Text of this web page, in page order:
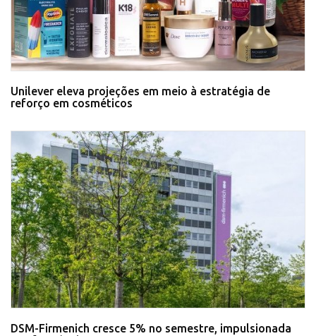
Unilever eleva projeções em meio à estratégia de
reforço em cosméticos
DSM-Firmenich cresce 5% no semestre, impulsionada